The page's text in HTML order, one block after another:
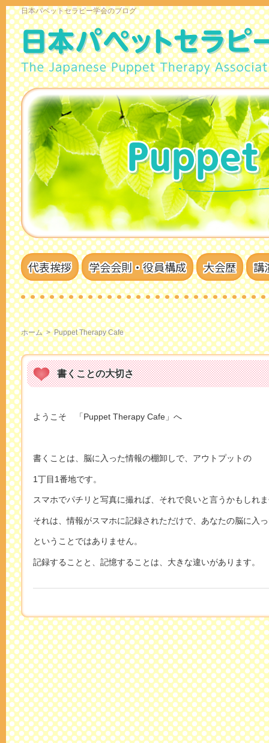
日本パペットセラピー学会のブログ
代表挨拶 学会会則・役員構成 大会歴 講
ホーム > Puppet Therapy Cafe
書くことの大切さ
ようこそ 「Puppet Therapy Cafe」へ
書くことは、脳に入った情報の棚卸しで、アウトプットの
1丁目1番地です。
スマホでパチリと写真に撮れば、それで良いと言うかもしれ
それは、情報がスマホに記録されただけで、あなたの脳に入
ということではありません。
記録することと、記憶することは、大きな違いがあります。